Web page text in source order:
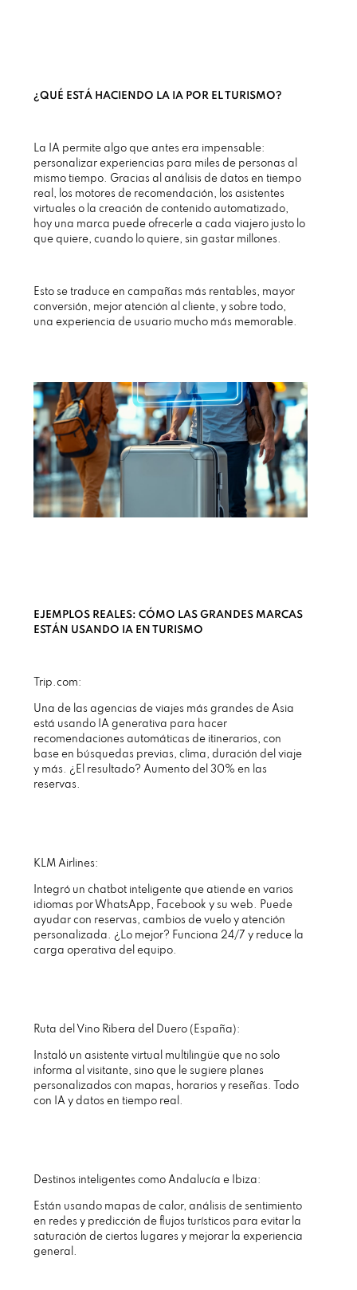
¿QUÉ ESTÁ HACIENDO LA IA POR EL TURISMO?
La IA permite algo que antes era impensable:
personalizar experiencias para miles de personas al
mismo tiempo. Gracias al análisis de datos en tiempo
real, los motores de recomendación, los asistentes
virtuales o la creación de contenido automatizado,
hoy una marca puede ofrecerle a cada viajero justo lo
que quiere, cuando lo quiere, sin gastar millones.
Esto se traduce en campañas más rentables, mayor
conversión, mejor atención al cliente, y sobre todo,
una experiencia de usuario mucho más memorable.
EJEMPLOS REALES: CÓMO LAS GRANDES MARCAS
ESTÁN USANDO IA EN TURISMO
Trip.com:
Una de las agencias de viajes más grandes de Asia
está usando IA generativa para hacer
recomendaciones automáticas de itinerarios, con
base en búsquedas previas, clima, duración del viaje
y más. ¿El resultado? Aumento del 30% en las
reservas.
KLM Airlines:
Integró un chatbot inteligente que atiende en varios
idiomas por WhatsApp, Facebook y su web. Puede
ayudar con reservas, cambios de vuelo y atención
personalizada. ¿Lo mejor? Funciona 24/7 y reduce la
carga operativa del equipo.
Ruta del Vino Ribera del Duero (España):
Instaló un asistente virtual multilingüe que no solo
informa al visitante, sino que le sugiere planes
personalizados con mapas, horarios y reseñas. Todo
con IA y datos en tiempo real.
Destinos inteligentes como Andalucía e Ibiza:
Están usando mapas de calor, análisis de sentimiento
en redes y predicción de flujos turísticos para evitar la
saturación de ciertos lugares y mejorar la experiencia
general.